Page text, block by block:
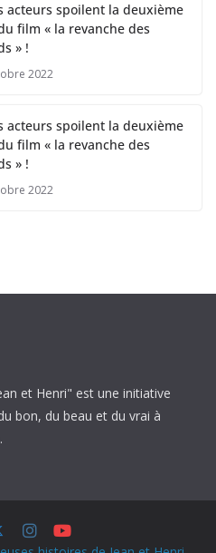
acteurs spoilent la deuxième
film « la revanche des
» !
2022
acteurs spoilent la deuxième
film « la revanche des
» !
2022
et Henri" est une initiative
bon, du beau et du vrai à